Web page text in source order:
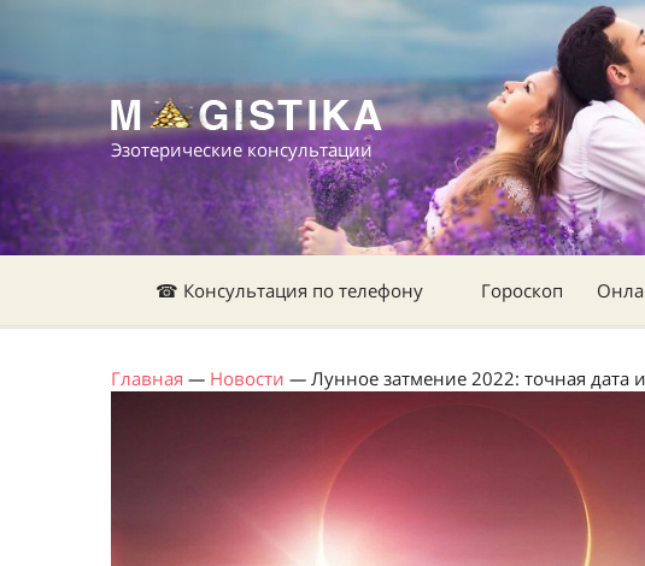
Эзотерические консультации
☎ Консультация по телефону Гороскоп
Главная — Новости — Лунное затмение 2022: точная дата